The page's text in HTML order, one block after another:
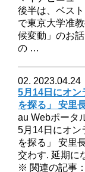
後半は、ベス
で東京大学准
候変動」のお
の …
02. 2023.04.24
5月14日にオン
を探る」 安里
au Webポータ
5月14日にオン
を探る」 安里
交わす. 延期に
※ 関連の記事：